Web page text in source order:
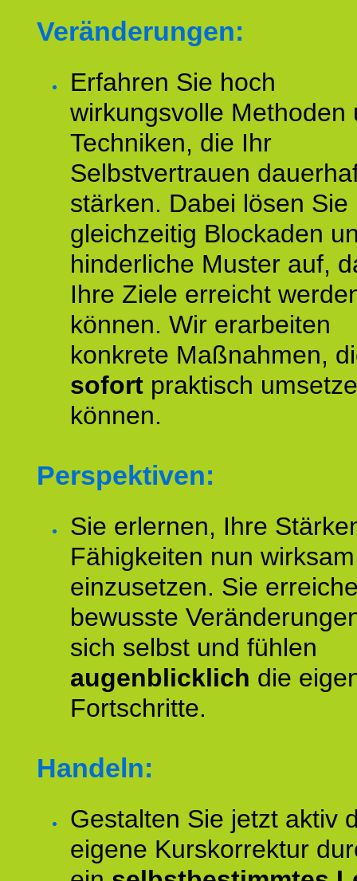
Veränderungen:
Erfahren Sie hoch
wirkungsvolle Methoden
Techniken, die Ihr
Selbstvertrauen
stärken. Dabei lösen Sie
gleichzeitig Blockaden
hinderliche Muster auf,
Ihre Ziele erreicht
können. Wir erarbeiten
konkrete Maßnahmen,
sofort praktisch
können.
Perspektiven:
Sie erlernen, Ihre
Fähigkeiten nun wirksam
einzusetzen. Sie
bewusste
sich selbst und fühlen
augenblicklich die
Fortschritte.
Handeln:
Gestalten Sie jetzt aktiv
eigene Kurskorrektur